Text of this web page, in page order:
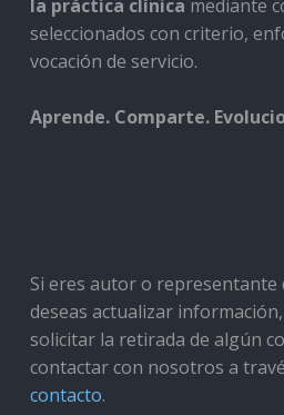
la práctica clínica mediante
seleccionados con criterio,
vocación de servicio.
Aprende. Comparte.
Si eres autor o representante
deseas actualizar
solicitar la retirada de algún
contactar con nosotros a
contacto.